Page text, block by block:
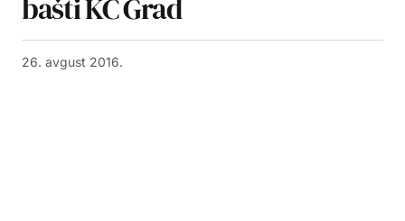
bašti KC Grad
26. avgust 2016.